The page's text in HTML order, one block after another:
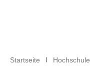
Pfadnavigation
Startseite Hochschule